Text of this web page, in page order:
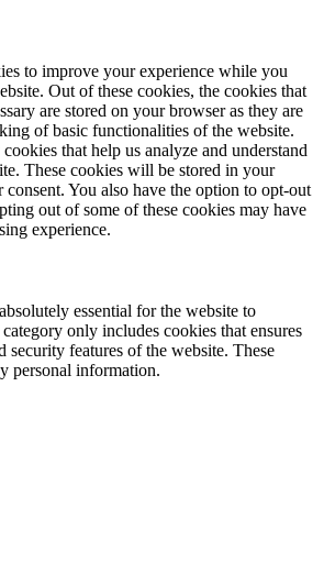
to improve your experience while you
Out of these cookies, the cookies that
are stored on your browser as they are
of basic functionalities of the website.
that help us analyze and understand
These cookies will be stored in your
You also have the option to opt-out
out of some of these cookies may have
experience.
essential for the website to
only includes cookies that ensures
security features of the website. These
personal information.